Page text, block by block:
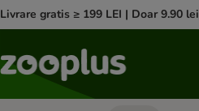
Livrare gratis ≥ 199 LEI | Doar 9.90